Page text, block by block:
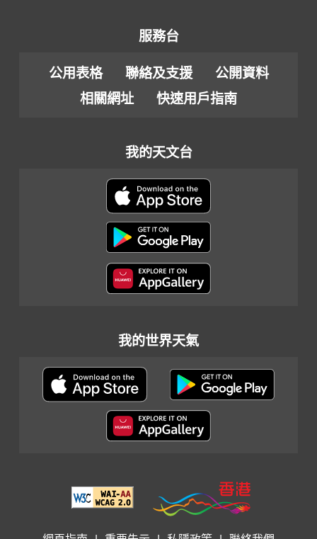
服務台
公用表格 聯絡及支援
公開資料
相關網址
快速用戶指南
我的天文台
我的世界天氣